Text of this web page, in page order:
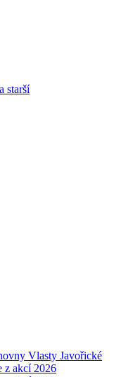
starší
Vlasty Javořické
z akcí 2026